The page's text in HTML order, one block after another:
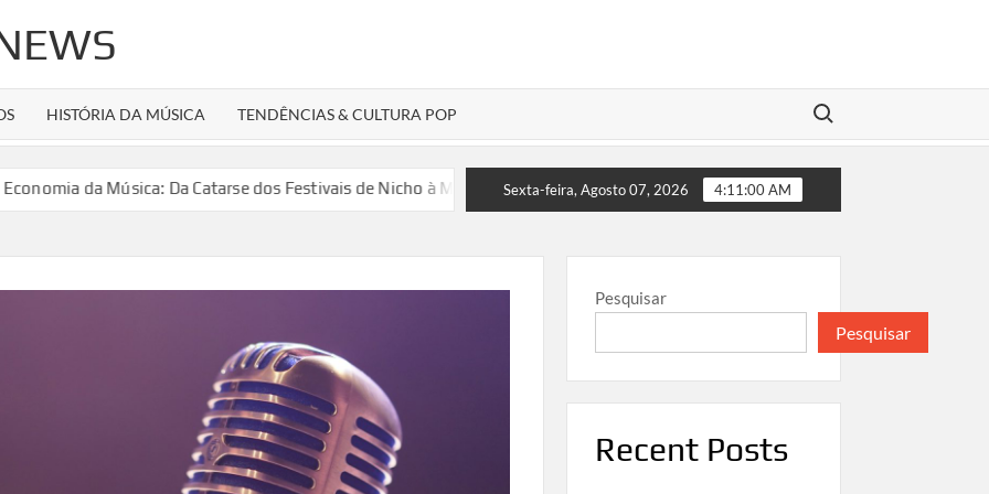
HISTÓRIA DA MÚSICA TENDÊNCIAS & CULTURA POP
Search for:
da Música: Da Catarse dos Festivais de Nicho à Máquina de Hits do Streaming A Força da Visão Independente: Da
Sexta-feira, Agosto 07, 2026 4:11:01 AM
Pesquisar
Pesquisar
Recent Posts